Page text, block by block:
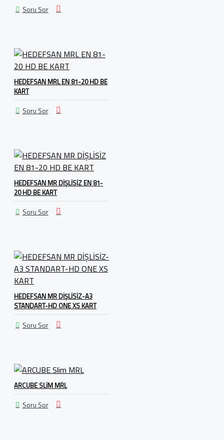
Soru Sor
HEDEFSAN MRL EN 81-20 HD BE
KART
Soru Sor
HEDEFSAN MR DİŞLİSİZ EN 81-
20 HD BE KART
Soru Sor
HEDEFSAN MR DİŞLİSİZ-A3
STANDART-HD ONE XS KART
Soru Sor
ARCUBE SLIM MRL
Soru Sor